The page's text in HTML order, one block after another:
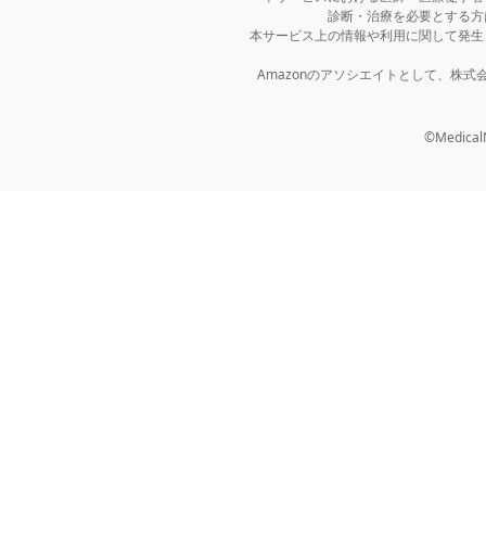
診断・治療を必要とする
本サービス上の情報や利用に関して発
Amazonのアソシエイトとして、株式